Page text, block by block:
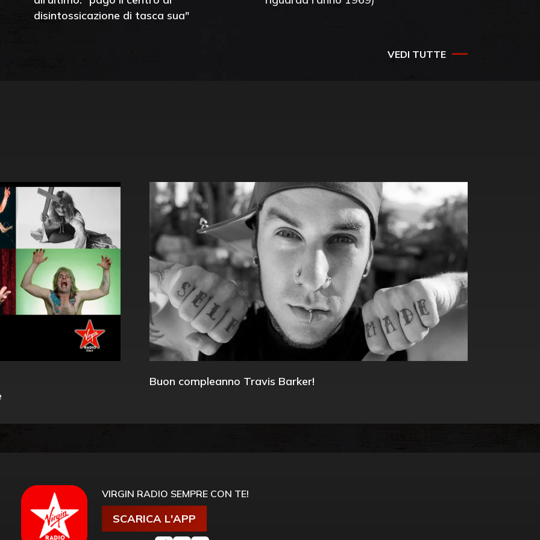
disintossicazione di tasca sua"
VEDI TUTTE
Buon compleanno Travis Barker!
VIRGIN RADIO SEMPRE CON TE!
SCARICA L'APP